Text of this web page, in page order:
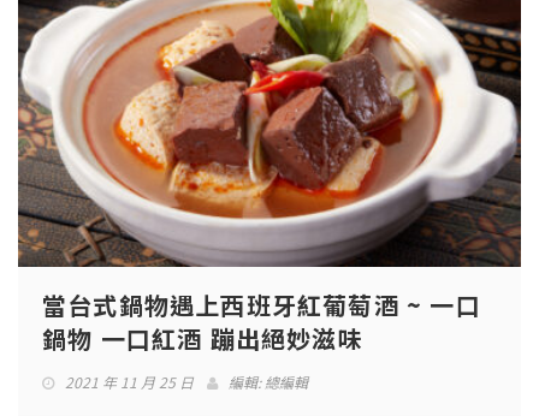
當台式鍋物遇上西班牙紅葡萄酒 ~ 一口
鍋物 一口紅酒 蹦出絕妙滋味
2021 年 11 月 25 日 編輯:總編輯